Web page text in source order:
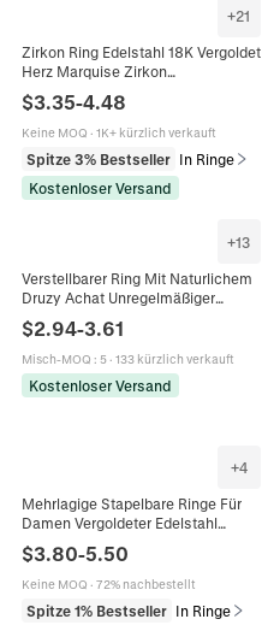
+21
Zirkon Ring Edelstahl 18K Vergoldet
Herz Marquise Zirkon
Geometrische Dome Ringe Für
Frauen Vintage Modeschmuck
$3.35-4.48
Keine MOQ · 1K+ kürzlich verkauft
Spitze 3% Bestseller In Ringe
Kostenloser Versand
+13
Verstellbarer Ring Mit Naturlichem
Druzy Achat Unregelmäßiger
Vergoldetes Kupfer Boho Schmuck
$2.94-3.61
Misch-MOQ : 5· 133 kürzlich verkauft
Kostenloser Versand
+4
Mehrlagige Stapelbare Ringe Für
Damen Vergoldeter Edelstahl
Zirkonia Sonne Muschel Herz
Vintage Böhmischer Schmuck
$3.80-5.50
Keine MOQ · 72% nachbestellt
Spitze 1% Bestseller In Ringe